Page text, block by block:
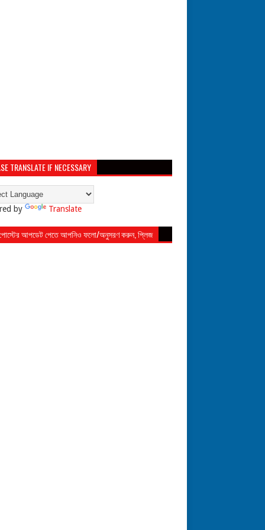
TRANSLATE IF NECESSARY
by Translate
আপডেট পেতে আপনিও ফলো/অনুসরণ করুন, প্লিজ